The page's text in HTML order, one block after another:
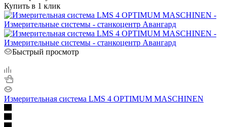
Купить в 1 клик
Быстрый просмотр
Измерительная система LMS 4 OPTIMUM MASCHINEN